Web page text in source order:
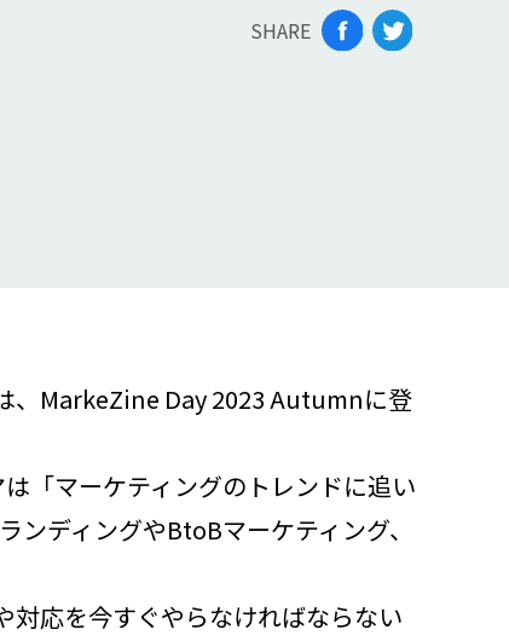
SHARE
、MarkeZine Day 2023 Autumnに登
「マーケティングのトレンドに追い
ディングやBtoBマーケティング、
対応を今すぐやらなければならない